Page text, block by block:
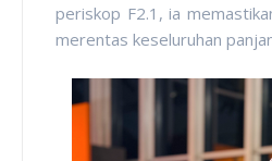
periskop F2.1, ia
merentas keseluruhan